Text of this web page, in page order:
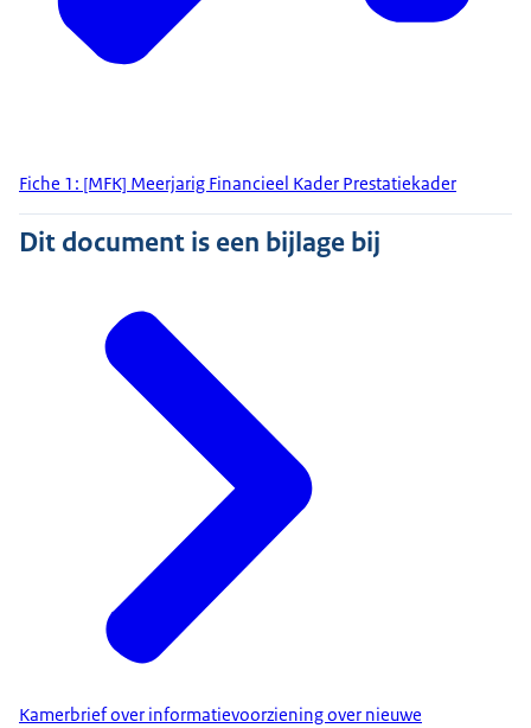
Fiche 1: [MFK] Meerjarig Financieel Kader Prestatiekader
Dit document is een bijlage bij
Kamerbrief over informatievoorziening over nieuwe